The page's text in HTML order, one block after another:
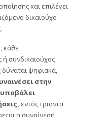
και επιλέγει
δικαιούχο
κάθε
ή συνδικαιούχος
ψηφιακά,
στην
εντός τριάντα
η συναίνεσή